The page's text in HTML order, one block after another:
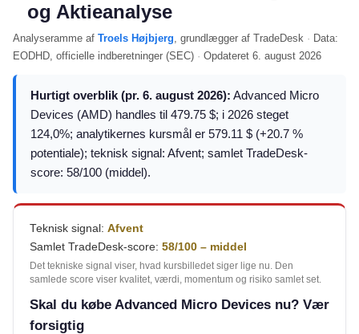
og Aktieanalyse
Analyseramme af Troels Højbjerg, grundlægger af TradeDesk · Data:
EODHD, officielle indberetninger (SEC) · Opdateret 6. august 2026
Hurtigt overblik (pr. 6. august 2026): Advanced Micro
Devices (AMD) handles til 479.75 $; i 2026 steget
124,0%; analytikernes kursmål er 579.11 $ (+20.7 %
potentiale); teknisk signal: Afvent; samlet TradeDesk-
score: 58/100 (middel).
Teknisk signal: Afvent
Samlet TradeDesk-score: 58/100 – middel
Det tekniske signal viser, hvad kursbilledet siger lige nu. Den
samlede score viser kvalitet, værdi, momentum og risiko samlet set.
Skal du købe Advanced Micro Devices nu? Vær
forsigtig